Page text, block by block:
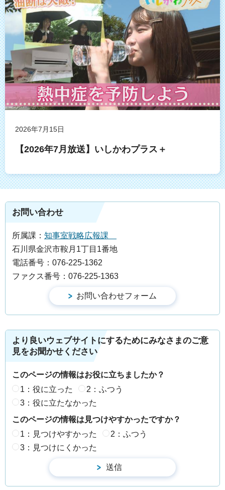
2026年7月15日
【2026年7月放送】いしかわプラス＋
お問い合わせ
所属課： 知事室戦略広報課
石川県金沢市鞍月1丁目1番地
電話番号：076-225-1362
ファクス番号：076-225-1363
より良いウェブサイトにするためにみなさまのご意
見をお聞かせください
このページの情報はお役に立ちましたか？
1：役に立った
2：ふつう
3：役に立たなかった
このページの情報は見つけやすかったですか？
1：見つけやすかった
2：ふつう
3：見つけにくかった